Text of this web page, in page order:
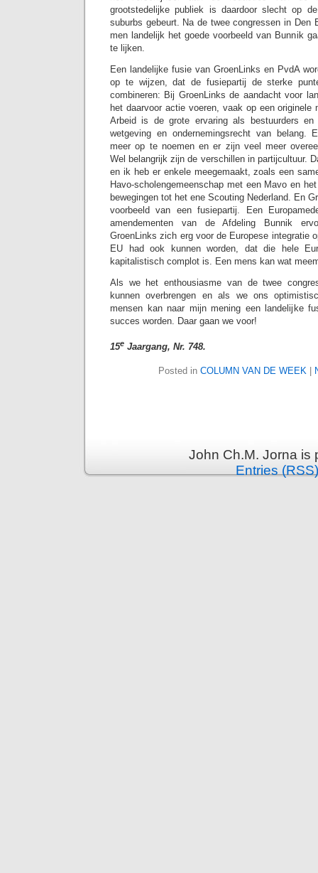
grootstedelijke publiek is daardoor slecht op
suburbs gebeurt. Na de twee congressen in Den
men landelijk het goede voorbeeld van Bunnik
te lijken.
Een landelijke fusie van GroenLinks en PvdA
op te wijzen, dat de fusiepartij de sterke
combineren: Bij GroenLinks de aandacht voor
het daarvoor actie voeren, vaak op een
Arbeid is de grote ervaring als bestuurders
wetgeving en ondernemingsrecht van belang.
meer op te noemen en er zijn veel meer
Wel belangrijk zijn de verschillen in partijcultuur.
en ik heb er enkele meegemaakt, zoals een
Havo-scholengemeenschap met een Mavo en
bewegingen tot het ene Scouting Nederland. En
voorbeeld van een fusiepartij. Een
amendementen van de Afdeling Bunnik
GroenLinks zich erg voor de Europese integratie
EU had ook kunnen worden, dat die hele
kapitalistisch complot is. Een mens kan wat
Als we het enthousiasme van de twee
kunnen overbrengen en als we ons
mensen kan naar mijn mening een landelijke
succes worden. Daar gaan we voor!
15e Jaargang, Nr. 748.
Posted in COLUMN VAN DE WEEK
John Ch.M. Jorna
Entries (RSS)